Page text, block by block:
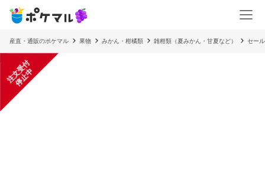
産直・通販のポケマル 果物 みかん・柑橘類 雑柑類（夏みかん・甘夏など） セー
注
文
受
付
停
止
中